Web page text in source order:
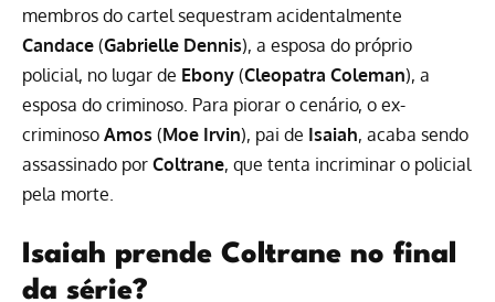
membros do cartel sequestram acidentalmente
Candace (Gabrielle Dennis), a esposa do próprio
policial, no lugar de Ebony (Cleopatra Coleman), a
esposa do criminoso. Para piorar o cenário, o ex-
criminoso Amos (Moe Irvin), pai de Isaiah, acaba sendo
assassinado por Coltrane, que tenta incriminar o policial
pela morte.
Isaiah prende Coltrane no final
da série?